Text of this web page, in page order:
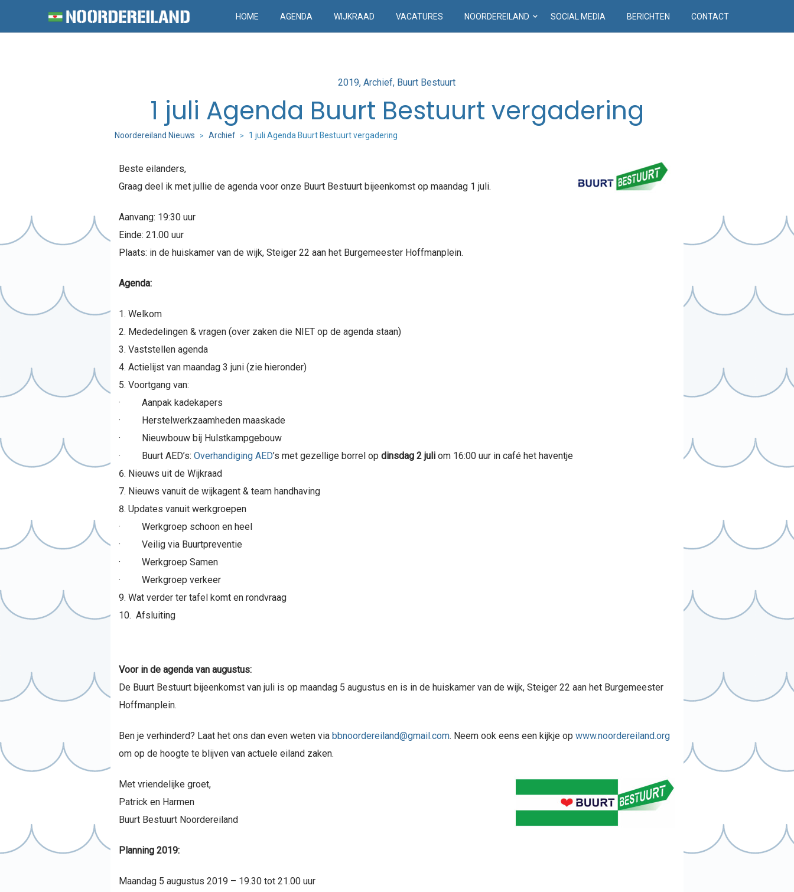
HOME AGENDA WIJKRAAD VACATURES NOORDEREILAND SOCIAL MEDIA BERICHTEN CONTACT
Posted
2019 Archief Buurt Bestuurt
1 juli Agenda Buurt Bestuurt vergadering
Noordereiland Nieuws > Archief > 1 juli Agenda Buurt Bestuurt vergadering
Beste eilanders,
Graag deel ik met jullie de agenda voor onze Buurt Bestuurt bijeenkomst op maandag 1 juli.
Aanvang: 19:30 uur
Einde: 21.00 uur
Plaats: in de huiskamer van de wijk, Steiger 22 aan het Burgemeester Hoffmanplein.
Agenda:
Welkom
Mededelingen & vragen (over zaken die NIET op de agenda staan)
Vaststellen agenda
Actielijst van maandag 3 juni (zie hieronder)
Voortgang van:
· Aanpak kadekapers
· Herstelwerkzaamheden maaskade
· Nieuwbouw bij Hulstkampgebouw
· Buurt AED’s: Overhandiging AED’s met gezellige borrel op dinsdag 2 juliom 16:00 uur in café het haventje
Nieuws uit de Wijkraad
Nieuws vanuit de wijkagent & team handhaving
Updates vanuit werkgroepen
· Werkgroep schoon en heel
· Veilig via Buurtpreventie
· Werkgroep Samen
· Werkgroep verkeer
Wat verder ter tafel komt en rondvraag
Afsluiting
Voor in de agenda van augustus:
De Buurt Bestuurt bijeenkomst van juli is op maandag 5 augustus en is in de huiskamer van de wijk, Steiger 22 aan het Burgemeester
Hoffmanplein.
Ben je verhinderd? Laat het ons dan even weten via bbnoordereiland@gmail.com. Neem ook eens een kijkje op www.noordereiland.org
om op de hoogte te blijven van actuele eiland zaken.
Met vriendelijke groet,
Patrick en Harmen
Buurt Bestuurt Noordereiland
Planning 2019:
Maandag 5 augustus 2019 – 19.30 tot 21.00 uur